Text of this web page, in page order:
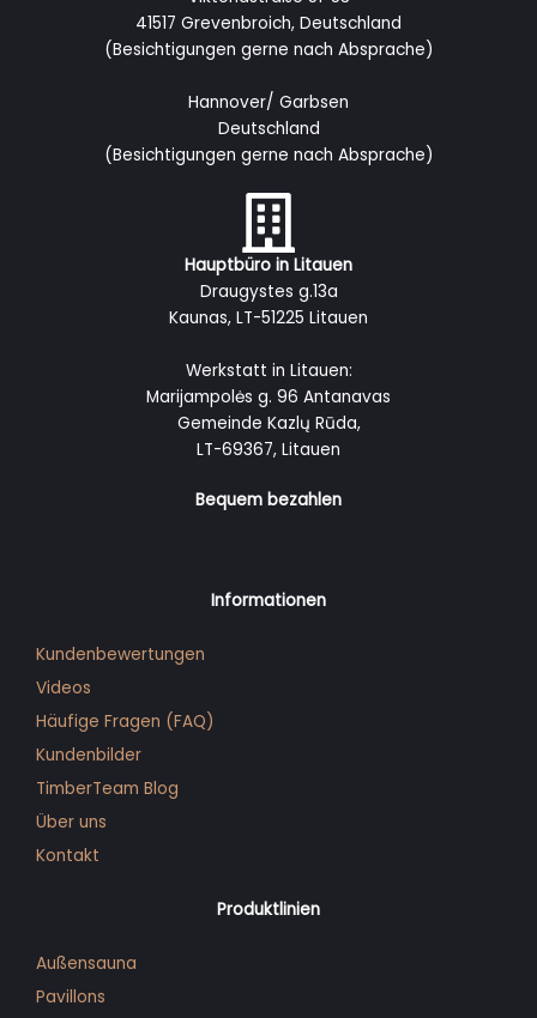
41517 Grevenbroich, Deutschland
(Besichtigungen gerne nach Absprache)
Hannover/ Garbsen
Deutschland
(Besichtigungen gerne nach Absprache)
Hauptbüro in Litauen
Draugystes g.13a
Kaunas, LT-51225 Litauen
Werkstatt in Litauen:
Marijampolės g. 96 Antanavas
Gemeinde Kazlų Rūda,
LT-69367, Litauen
Bequem bezahlen
Informationen
Kundenbewertungen
Videos
Häufige Fragen (FAQ)
Kunden­bilder
TimberTeam Blog
Über uns
Kontakt
Produktlinien
Außensauna
Pavillons